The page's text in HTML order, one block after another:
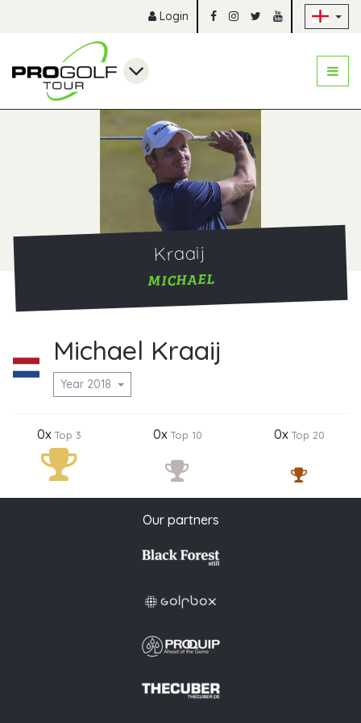
Login
Kraaij
MICHAEL
Michael Kraaij
Year 2018
0xTop 3 0xTop 10 0xTop 20
Our partners